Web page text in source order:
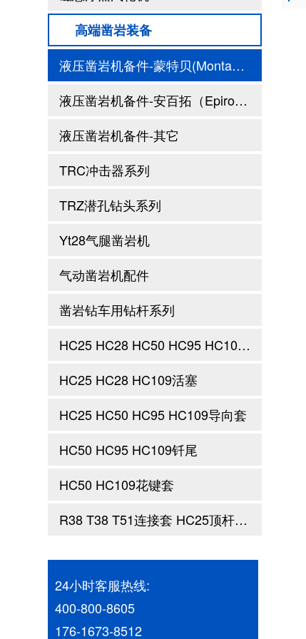
高端凿岩装备
液压凿岩机备件-蒙特贝(Montabert)系列
液压凿岩机备件-安百拓（Epiroc)系列
液压凿岩机备件-其它
TRC冲击器系列
TRZ潜孔钻头系列
Yt28气腿凿岩机
气动凿岩机配件
凿岩钻车用钻杆系列
HC25 HC28 HC50 HC95 HC109 把持套 止推套
HC25 HC28 HC109活塞
HC25 HC50 HC95 HC109导向套
HC50 HC95 HC109钎尾
HC50 HC109花键套
R38 T38 T51连接套 HC25顶杆前端 顶杆钎尾
24小时客服热线:
400-800-8605
176-1673-8512